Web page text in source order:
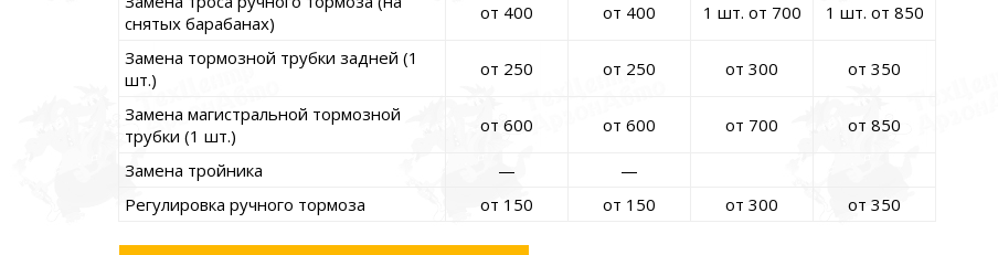
снятых барабанах)
от 400 от 400 1 шт. от 700 1 шт. от 850
Замена тормозной трубки задней (1
шт.)
от 250 от 250 от 300 от 350
Замена магистральной тормозной
трубки (1 шт.)
от 600 от 600 от 700 от 850
Замена тройника —
—
Регулировка ручного тормоза
от 150 от 150 от 300 от 350